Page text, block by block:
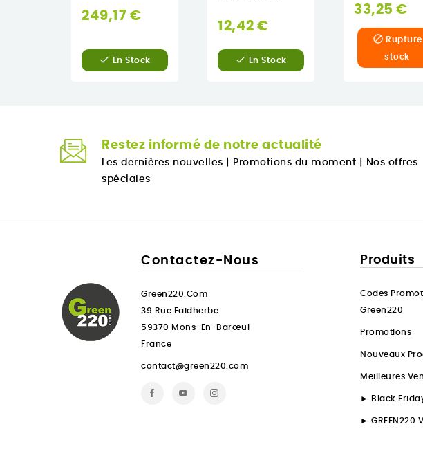
249,17 €
 En Stock
12,42 €
 En Stock
33,25 €

stock
Restez informé de notre actualité
Les dernières nouvelles Promotions du moment
Nos offres
spéciales
Contactez-Nous
Green220.com
39 Rue Faidherbe
59370 Mons-En-Barœul
France
contact@green220.com
Produits
Codes
Green220
Promotions
Nouveaux
Meilleures
► Black
► GREEN220